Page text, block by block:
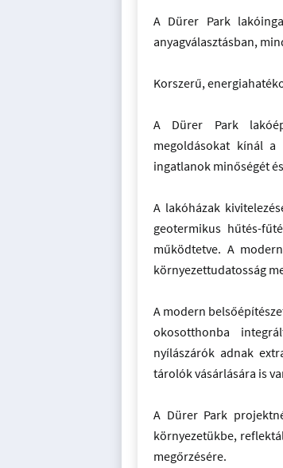
A Dürer Park
anyagválasztásban,
Korszerű,
A Dürer Park
megoldásokat kínál
ingatlanok minőségét
A lakóházak
geotermikus hűtés-
működtetve. A
környezettudatosság
A modern
okosotthonba
nyílászárók adnak
tárolók vásárlására is
A Dürer Park
környezetükbe,
megőrzésére.